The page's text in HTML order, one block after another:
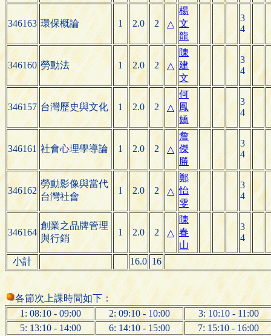
346163 環保概論 1 2.0 2 △
楊
文
龍
3
4
346160 勞動法 1 2.0 2 △
陳
建
文
3
4
346157 台灣歷史與文化 1 2.0 2 △
何
鳳
嬌
3
4
346161 社會心理學導論 1 2.0 2 △
詹
傑
勝
3
4
346162
勞動影像與當代
台灣社會
1 2.0 2 △
鄭
怡
雯
3
4
346164
創業之品牌管理
與行銷
1 2.0 2 △
陳
春
山
3
4
小計 16.0 16
各節次上課時間如下：
1: 08:10 - 09:00
2: 09:10 - 10:00
3: 10:10 - 11:00
5: 13:10 - 14:00
6: 14:10 - 15:00
7: 15:10 - 16:00